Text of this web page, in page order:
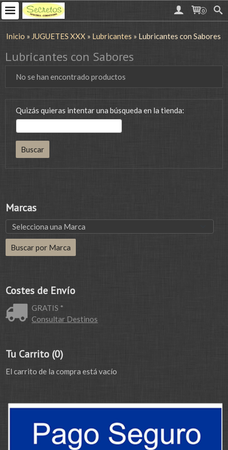
0
Marcas
Costes de Envío
GRATIS *
Consultar Destinos
Tu Carrito (0)
El carrito de la compra está vacío
Inicio » JUGUETES XXX » Lubricantes » Lubricantes con Sabores
Lubricantes con Sabores
No se han encontrado productos
Quizás quieras intentar una búsqueda en la tienda: